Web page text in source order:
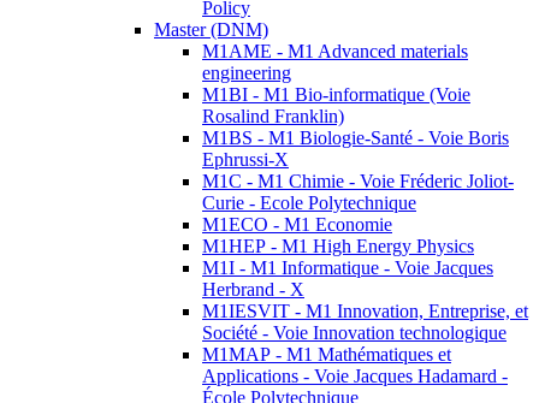
Policy
Master (DNM)
M1AME - M1 Advanced materials
engineering
M1BI - M1 Bio-informatique (Voie
Rosalind Franklin)
M1BS - M1 Biologie-Santé - Voie Boris
Ephrussi-X
M1C - M1 Chimie - Voie Fréderic Joliot-
Curie - Ecole Polytechnique
M1ECO - M1 Economie
M1HEP - M1 High Energy Physics
M1I - M1 Informatique - Voie Jacques
Herbrand - X
M1IESVIT - M1 Innovation, Entreprise, et
Société - Voie Innovation technologique
M1MAP - M1 Mathématiques et
Applications - Voie Jacques Hadamard -
École Polytechnique